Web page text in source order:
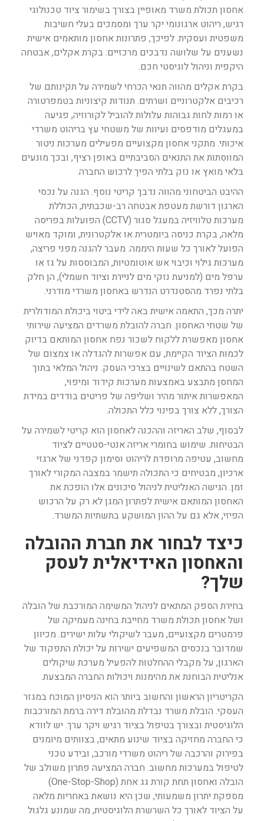
אחסון תכולת משרד מאופיין בצורך בשימור ציוד טכנולוגי
רגיש, ריהוט ארגונומי יקר ערך ומסמכים בעלי חשיבות
משפטית ועסקית. לפיכך, פתרונות אחסון מותאמים אישית
נשענים על שלושה נדבכים מרכזיים: בקרת אקלים, אבטחה
היקפית וניהול לוגיסטי חכם.
בקרת אקלים מהווה תנאי הכרחי לשמירה על תקינותם של
רכיבים אלקטרוניים ושרתים. תנודות קיצוניות בטמפרטורה
או רמות לחות גבוהות עלולות להוביל לקורוזיה, פגיעה
במעגלים מודפסים ועיוות של משטחי עץ בריהוט משרדי
איכותי. מתקני אחסון מקצועיים מפעילים מערכות ניטור
המווסתות את התנאים הסביבתיים באופן רציף, ובכך מונעים
בלאי מואץ או נזק בלתי הפיך לרכוש החברה.
ההיבט הביטחוני מהווה נדבך קריטי נוסף. הגנה על נכסי
הארגון דורשת מעטפת אבטחה רב-שכבתית, הכוללת
מערכות טלוויזיה במעגל סגור (CCTV) הפועלות בפריסה
מלאה, בקרת כניסה ביומטרית או אלקטרונית, ומוקד מאויש
הפועל לאורך כל שעות היממה. מעבר להגנה מפני פריצה,
מערכות גילוי וכיבוי אש אוטומטיות, המבוססות על גז או
ערפל מים (למניעת נזקי מים לניירת וציוד חשמלי), הן חלק
בלתי נפרד מהסטנדרט הנדרש באחסון משרדי מודרני.
יתרה מכך, התאמה אישית באה לידי ביטוי ביכולת המודולרית
של שטחי האחסון. חברה להובלת משרדים המציעה שירותי
אחסון מאפשרת ללקוח לשכור נפח אחסון המותאם בדיוק
לכמות הציוד הקיימת, עם אפשרות להגדלה או צמצום של
השטח בהתאם לשינויים בצרכי העסק. ניהול המלאי בתוך
המחסן מתבצע באמצעות מערכות קידוד ומיפוי,
המאפשרות איתור מהיר ושליפה של פריטים בודדים במידת
הצורך, ללא צורך בפינוי כלל התכולה.
לבסוף, שלב האריזה וההכנה לאחסון הוא קריטי לשמירה על
הבטיחות. שימוש בחומרי אריזה אנטי-סטטיים לציוד
מחשוב, עטיפה מרופדת לריהוט וסימון קפדני של ארגזי
ארכיון, מבטיחים כי התכולה תישמר במצבה המקורי לאורך
זמן. הגישה האנליטית לניהול סיכונים אלו הופכת את
האחסון המותאם אישית לפתרון המגן לא רק על הרכוש
הפיזי, אלא גם על ההון המושקע בתשתיות המשרד.
כיצד לבחור את חברת ההובלה
והאחסון האידיאלית לעסק
שלך?
בחירת הספק המתאים לניהול המשימה המורכבת של הובלה
ושל אחסון תכולת משרד מחייבת בחינה מעמיקה של
פרמטרים מקצועיים, מעבר לשיקולי עלות ישירים. מכיוון
שמדובר בנכסים המשפיעים ישירות על יכולת התפקוד של
הארגון, על מקבלי ההחלטות להפעיל מערכת שיקולים
אנליטית הבוחנת את מהימנות ויכולות החברה המבצעת.
הקריטריון הראשון והחשוב ביותר הוא הניסיון המוכח במגזר
העסקי. הובלת משרד נבדלת מהובלת דירה ברמת המורכבות
הלוגיסטית ובצורך בטיפול בציוד רגיש ויקר ערך. יש לוודא
כי החברה מחזיקה בציוד שינוע מתאים, בצוותים מיומנים
בפירוק והרכבה של ריהוט משרדי מורכב, ובידע טכני
לטיפול במערכות מחשוב. חברה המציעה פתרון משולב של
הובלה ואחסון תחת קורת גג אחת (One-Stop-Shop)
מספקת יתרון משמעותי, שכן היא נושאת באחריות מלאה
על הציוד לאורך כל השרשרת הלוגיסטית, מה שמונע גלגול